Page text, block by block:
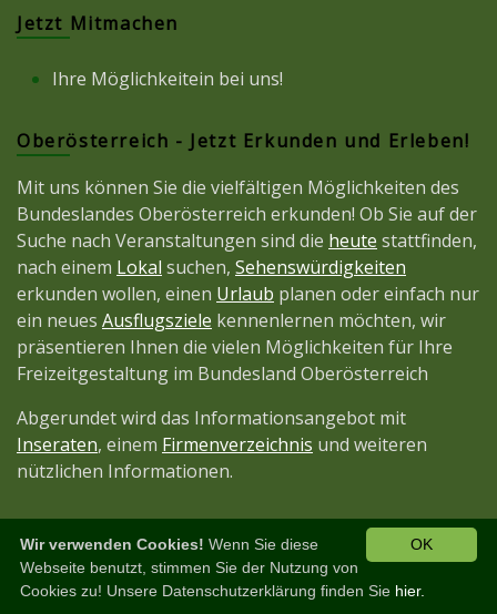
Jetzt Mitmachen
Ihre Möglichkeitein bei uns!
Oberösterreich - Jetzt Erkunden und Erleben!
Mit uns können Sie die vielfältigen Möglichkeiten des
Bundeslandes Oberösterreich erkunden! Ob Sie auf der
Suche nach Veranstaltungen sind die heute stattfinden,
nach einem Lokal suchen, Sehenswürdigkeiten
erkunden wollen, einen Urlaub planen oder einfach nur
ein neues Ausflugsziele kennenlernen möchten, wir
präsentieren Ihnen die vielen Möglichkeiten für Ihre
Freizeitgestaltung im Bundesland Oberösterreich
Abgerundet wird das Informationsangebot mit
Inseraten, einem Firmenverzeichnis und weiteren
nützlichen Informationen.
Diese Seite ist ein Projekt derJetztMedien.com OK
Wir verwenden Cookies! Wenn Sie diese
Webseite benutzt, stimmen Sie der Nutzung von
Cookies zu! Unsere Datenschutzerklärung finden Sie hier.